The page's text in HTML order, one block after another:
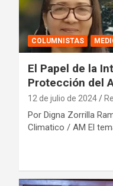
COLUMNISTAS
El Papel de la
Protección del
12 de julio de 2024
Por Digna Zorrilla
Climatico / AM El